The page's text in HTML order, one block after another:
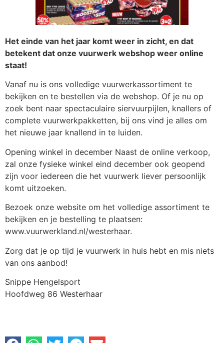
Het einde van het jaar komt weer in zicht, en dat
betekent dat onze vuurwerk webshop weer online
staat!
Vanaf nu is ons volledige vuurwerkassortiment te
bekijken en te bestellen via de webshop. Of je nu op
zoek bent naar spectaculaire siervuurpijlen, knallers of
complete vuurwerkpakketten, bij ons vind je alles om
het nieuwe jaar knallend in te luiden.
Opening winkel in december Naast de online verkoop,
zal onze fysieke winkel eind december ook geopend
zijn voor iedereen die het vuurwerk liever persoonlijk
komt uitzoeken.
Bezoek onze website om het volledige assortiment te
bekijken en je bestelling te plaatsen:
www.vuurwerkland.nl/westerhaar.
Zorg dat je op tijd je vuurwerk in huis hebt en mis niets
van ons aanbod!
Snippe Hengelsport
Hoofdweg 86 Westerhaar